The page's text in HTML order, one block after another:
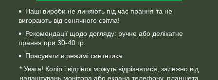
Наші вироби не линяють під час прання та не
вигорають від сонячного світла!
Рекомендації щодо догляду: ручне або делікатне
прання при 30-40 гр.
Прасувати в режимі синтетика.
* Увага! Колір і відтінок можуть відрізнятися, залежно від
налаштувань монітора або екрана телефону, планшета